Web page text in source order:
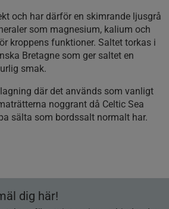
och har därför en skimrande ljusgrå
som magnesium, kalium och
kroppens funktioner. Saltet torkas i
Bretagne som ger saltet en
smak.
där det används som vanligt
noggrant då Celtic Sea
sälta som bordssalt normalt har.
dig här!